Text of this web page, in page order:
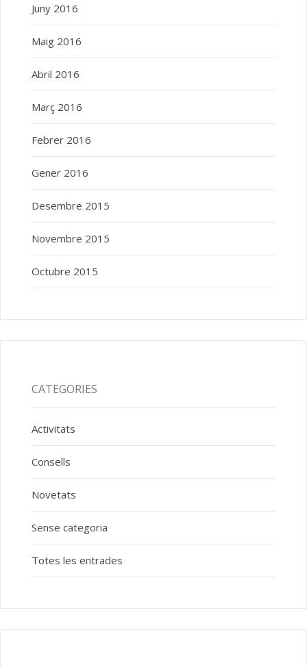
Juny 2016
Maig 2016
Abril 2016
Març 2016
Febrer 2016
Gener 2016
Desembre 2015
Novembre 2015
Octubre 2015
CATEGORIES
Activitats
Consells
Novetats
Sense categoria
Totes les entrades